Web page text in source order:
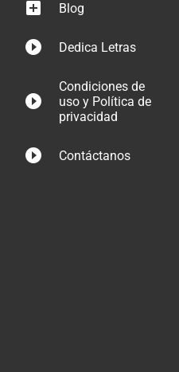
Blog
Dedica Letras
Condiciones de
uso y Política de
privacidad
Contáctanos